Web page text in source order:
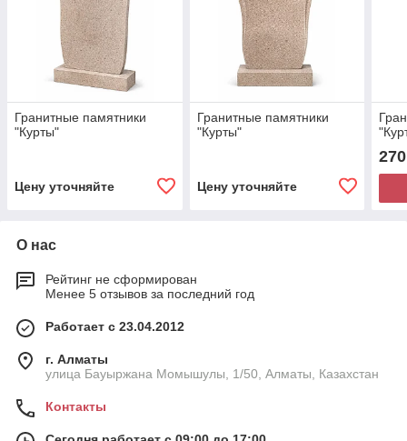
Гранитные памятники
"Курты"
Цену уточняйте
Гранитные памятники
"Курты"
Цену уточняйте
О нас
Рейтинг не сформирован
Менее 5 отзывов за последний год
Работает с 23.04.2012
г. Алматы
улица Бауыржана Момышулы, 1/50, Алматы, Казахстан
Контакты